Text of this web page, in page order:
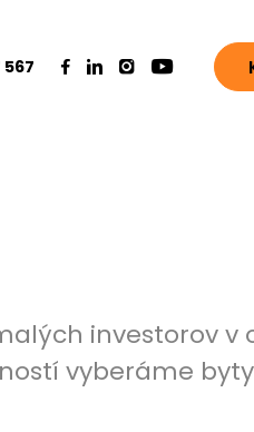
567
investorov v
vyberáme